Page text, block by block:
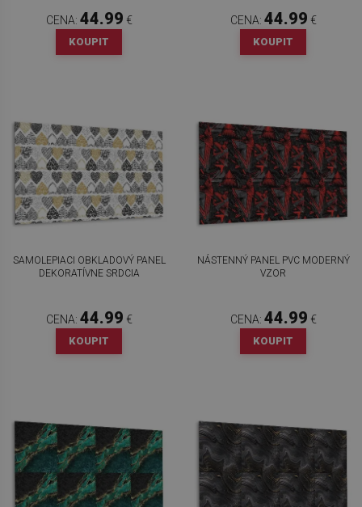
CENA: 44.99 €
KOUPIT
CENA: 44.99 €
KOUPIT
SAMOLEPIACI OBKLADOVÝ PANEL
DEKORATÍVNE SRDCIA
CENA: 44.99 €
KOUPIT
NÁSTENNÝ PANEL PVC MODERNÝ
VZOR
CENA: 44.99 €
KOUPIT